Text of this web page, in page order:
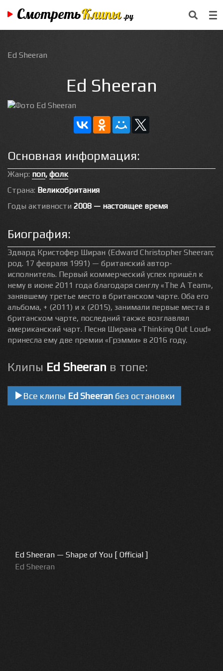
СмотретьКлипы .ру
Ed Sheeran
Ed Sheeran
Основная информация:
Жанр: поп, фолк
Страна: Великобритания
Годы активности 2008 — настоящее время
Биография:
Эдвард Кристофер Ширан (Edward Christopher Sheeran;
род. 17 февраля 1991) — британский автор-
исполнитель. Первый коммерческий успех пришёл к
нему в июне 2011 года благодаря синглу «The A Team»,
занявшему третье место в британском чарте. Оба его
альбома, + (2011) и x (2015), занимали первые места в
британском чарте, последний также возглавлял
американский чарт. Песня Ширана «Thinking Out Loud»
принесла ему две премии «Грэмми» в 2016 году.
Клипы Ed Sheeran в топе:
Все клипы Ed Sheeran без остановки
Ed Sheeran — Shape of You [ Official ]
Ed Sheeran